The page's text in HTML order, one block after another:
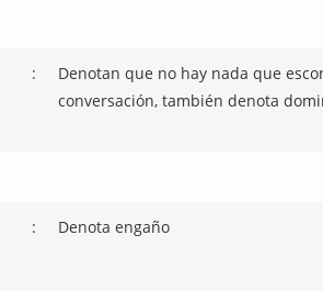
:
Denotan que no hay nada que
conversación, también denota
: Denota engaño